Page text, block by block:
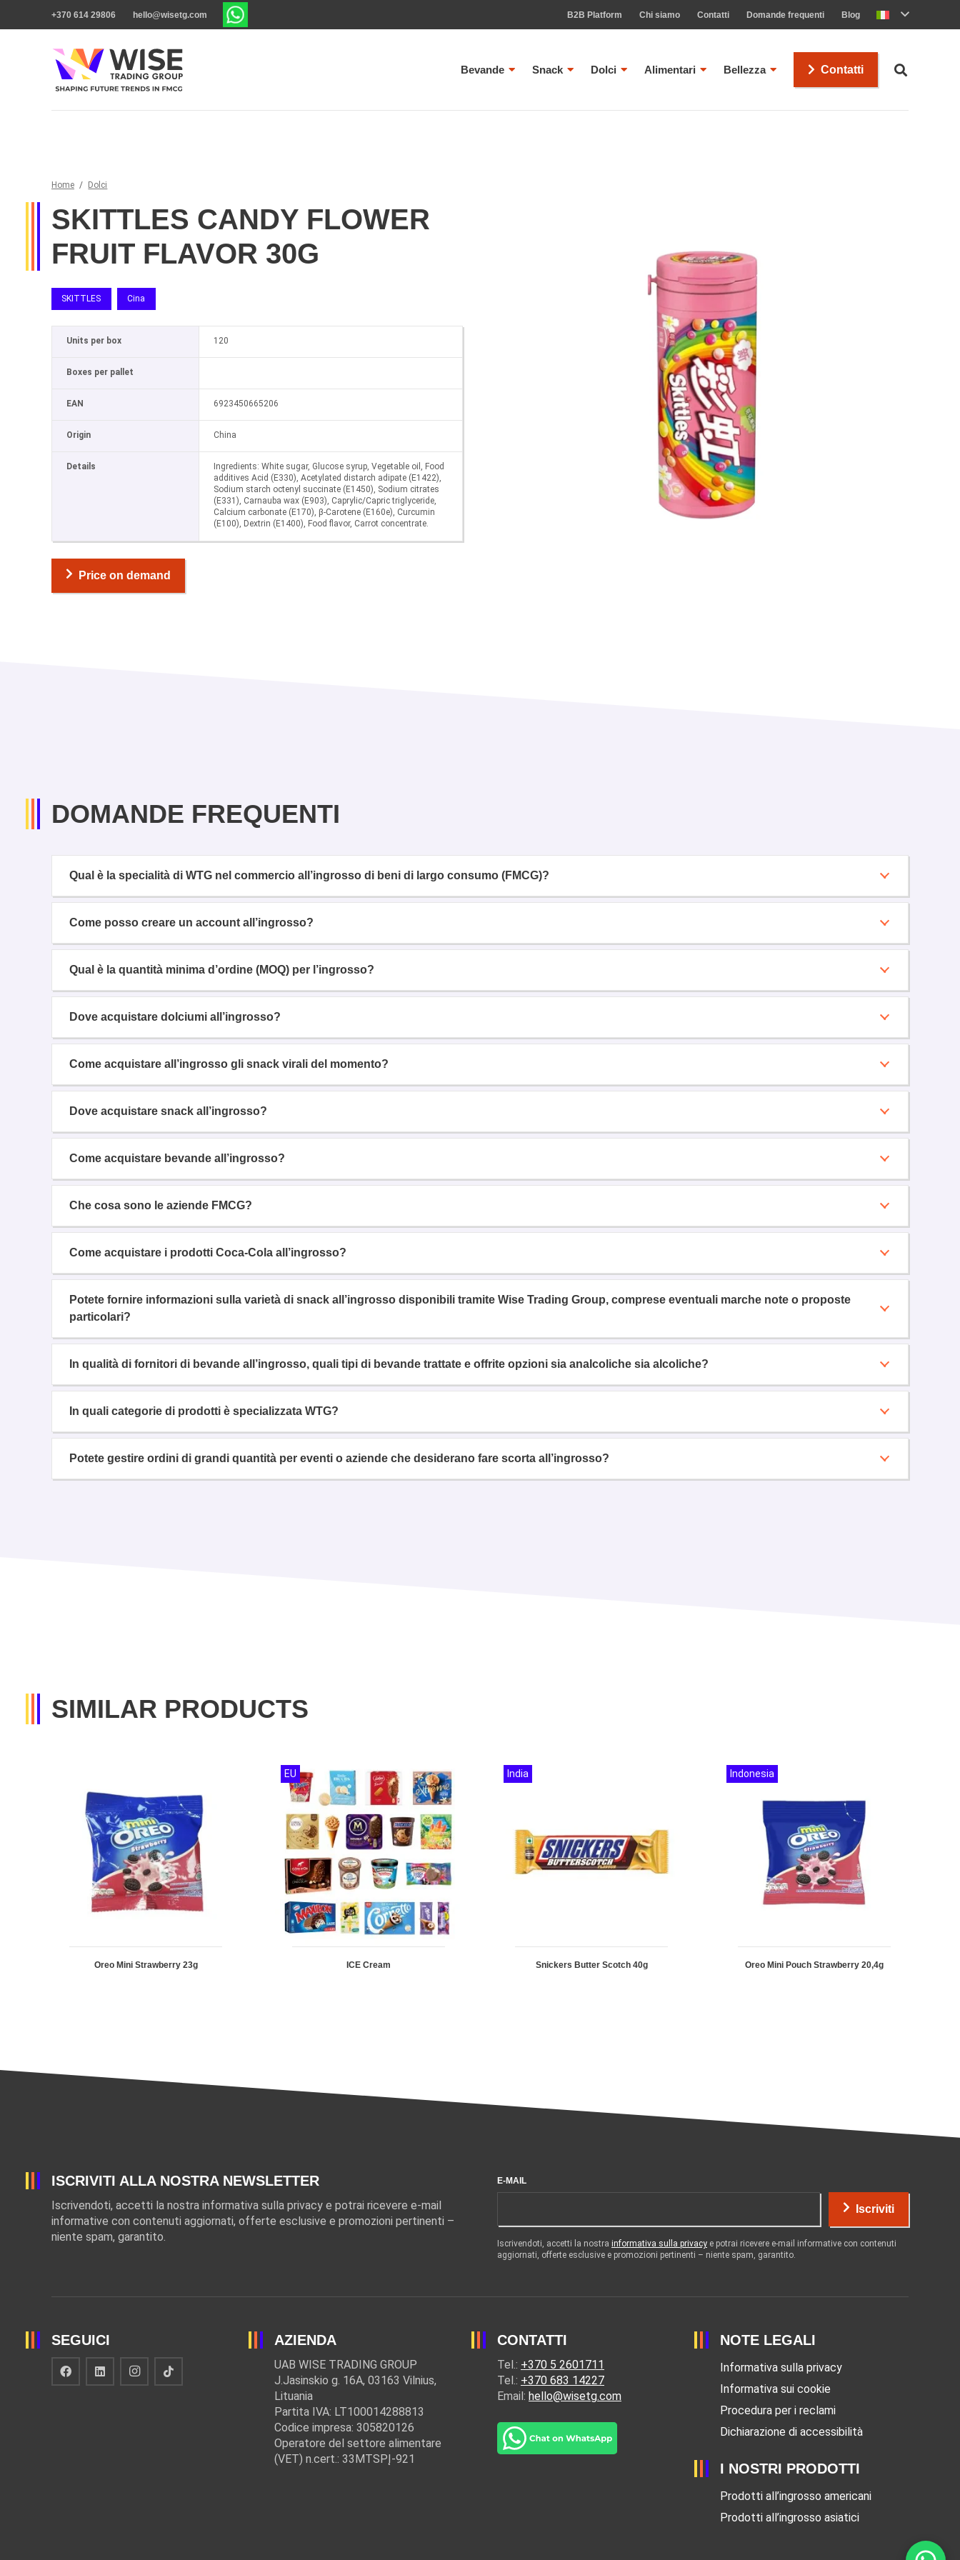
+370 614 29806 hello@wisetg.com B2B Platform Chi siamo Contatti Domande frequenti Blog
Bevande Snack Dolci Alimentari Bellezza Contatti
Home / Dolci
SKITTLES CANDY FLOWER
FRUIT FLAVOR 30G
SKITTLES Cina
Units per box 120
Boxes per pallet
EAN 6923450665206
Origin China
Details
Ingredients: White sugar, Glucose syrup, Vegetable oil, Food
additives Acid (E330), Acetylated distarch adipate (E1422),
Sodium starch octenyl succinate (E1450), Sodium citrates
(E331), Carnauba wax (E903), Caprylic/Capric triglyceride,
Calcium carbonate (E170), β-Carotene (E160e), Curcumin
(E100), Dextrin (E1400), Food flavor, Carrot concentrate.
Price on demand
DOMANDE FREQUENTI
Qual è la specialità di WTG nel commercio all’ingrosso di beni di largo consumo (FMCG)?
Come posso creare un account all’ingrosso?
Qual è la quantità minima d’ordine (MOQ) per l’ingrosso?
Dove acquistare dolciumi all’ingrosso?
Come acquistare all’ingrosso gli snack virali del momento?
Dove acquistare snack all’ingrosso?
Come acquistare bevande all’ingrosso?
Che cosa sono le aziende FMCG?
Come acquistare i prodotti Coca-Cola all’ingrosso?
Potete fornire informazioni sulla varietà di snack all’ingrosso disponibili tramite Wise Trading Group, comprese eventuali marche note o proposte
particolari?
In qualità di fornitori di bevande all’ingrosso, quali tipi di bevande trattate e offrite opzioni sia analcoliche sia alcoliche?
In quali categorie di prodotti è specializzata WTG?
Potete gestire ordini di grandi quantità per eventi o aziende che desiderano fare scorta all’ingrosso?
SIMILAR PRODUCTS
Oreo Mini Strawberry 23g ICE Cream
EU
Snickers Butter Scotch 40g
India
Oreo Mini Pouch Strawberry 20,4g
Indonesia
ISCRIVITI ALLA NOSTRA NEWSLETTER
Iscrivendoti, accetti la nostra informativa sulla privacy e potrai ricevere e-mail
informative con contenuti aggiornati, offerte esclusive e promozioni pertinenti –
niente spam, garantito.
E-MAIL
Iscriviti
Iscrivendoti, accetti la nostra informativa sulla privacy e potrai ricevere e-mail informative con contenuti
aggiornati, offerte esclusive e promozioni pertinenti – niente spam, garantito.
SEGUICI AZIENDA
UAB WISE TRADING GROUP
J.Jasinskio g. 16A, 03163 Vilnius,
Lituania
Partita IVA: LT100014288813
Codice impresa: 305820126
Operatore del settore alimentare
(VET) n.cert.: 33MTSPĮ-921
CONTATTI
Tel.: +370 5 2601711
Tel.: +370 683 14227
Email: hello@wisetg.com
NOTE LEGALI
Informativa sulla privacy
Informativa sui cookie
Procedura per i reclami
Dichiarazione di accessibilità
I NOSTRI PRODOTTI
Prodotti all’ingrosso americani
Prodotti all’ingrosso asiatici